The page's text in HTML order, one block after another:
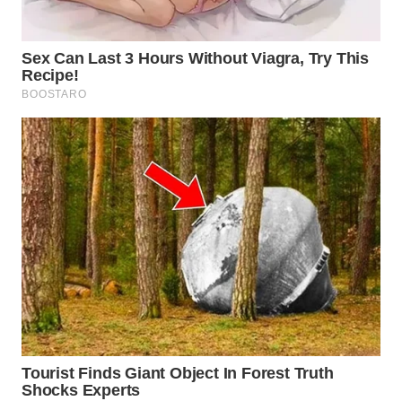
WN
INDRAMAYU
WN
KUNINGAN
WN
MAJALENGKA
WN
SUBANG
WN
SUKABUMI
WN
PURWAKARTA